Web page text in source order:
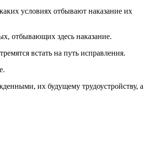
условиях отбывают наказание их
отбывающих здесь наказание.
встать на путь исправления.
их будущему трудоустройству, а